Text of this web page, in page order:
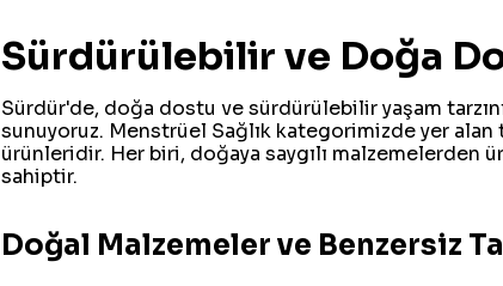
Sürdürülebilir ve Doğa
Sürdür'de, doğa dostu ve sürdürülebilir yaşam
sunuyoruz. Menstrüel Sağlık kategorimizde yer
ürünleridir. Her biri, doğaya saygılı
sahiptir.
Doğal Malzemeler ve Benzersiz